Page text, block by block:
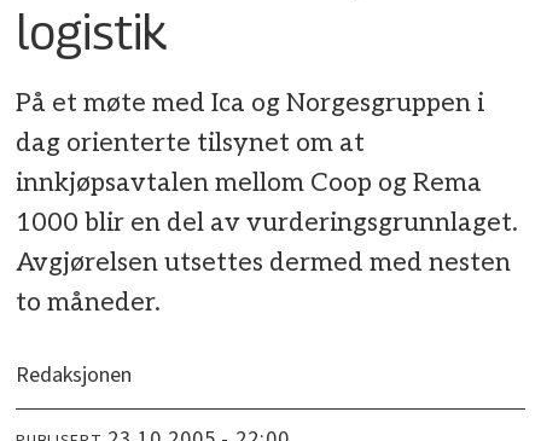
logistik
På et møte med Ica og Norgesgruppen i
dag orienterte tilsynet om at
innkjøpsavtalen mellom Coop og Rema
1000 blir en del av vurderingsgrunnlaget.
Avgjørelsen utsettes dermed med nesten
to måneder.
Redaksjonen